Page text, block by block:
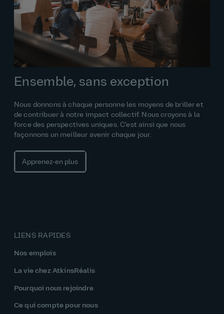
Ensemble, sans exception
Nous donnons à chaque personne les moyens de briller et
de contribuer à notre impact collectif. Nous croyons à la
force des perspectives uniques. C'est ainsi que nous
façonnons un meilleur avenir chaque jour.
Apprenez‑en plus
LIENS RAPIDES
Nos emplois
La vie chez AtkinsRéalis
Pourquoi nous rejoindre
Ce qui compte pour nous